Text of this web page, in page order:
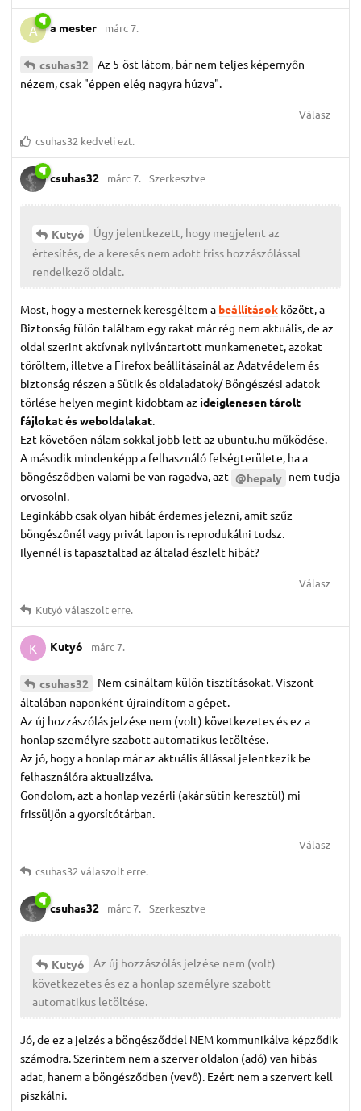
A a mester márc 7.
csuhas32
Az 5-öst látom, bár nem teljes képernyőn
nézem, csak "éppen elég nagyra húzva".
Válasz
csuhas32 kedveli ezt.
csuhas32 márc 7. Szerkesztve
Kutyó
Úgy jelentkezett, hogy megjelent az
értesítés, de a keresés nem adott friss hozzászólással
rendelkező oldalt.
Most, hogy a mesternek keresgéltem a beállítások között, a
Biztonság fülön találtam egy rakat már rég nem aktuális, de az
oldal szerint aktívnak nyilvántartott munkamenetet, azokat
töröltem, illetve a Firefox beállításainál az Adatvédelem és
biztonság részen a Sütik és oldaladatok/ Böngészési adatok
törlése helyen megint kidobtam az ideiglenesen tárolt
fájlokat és weboldalakat.
Ezt követően nálam sokkal jobb lett az ubuntu.hu működése.
A második mindenképp a felhasználó felségterülete, ha a
böngésződben valami be van ragadva, azt @hepaly nem tudja
orvosolni.
Leginkább csak olyan hibát érdemes jelezni, amit szűz
böngészőnél vagy privát lapon is reprodukálni tudsz.
Ilyennél is tapasztaltad az általad észlelt hibát?
Válasz
Kutyó válaszolt erre.
K Kutyó márc 7.
csuhas32
Nem csináltam külön tisztításokat. Viszont
általában naponként újraindítom a gépet.
Az új hozzászólás jelzése nem (volt) következetes és ez a
honlap személyre szabott automatikus letöltése.
Az jó, hogy a honlap már az aktuális állással jelentkezik be
felhasználóra aktualizálva.
Gondolom, azt a honlap vezérli (akár sütin keresztül) mi
frissüljön a gyorsítótárban.
Válasz
csuhas32 válaszolt erre.
csuhas32 márc 7. Szerkesztve
Kutyó
Az új hozzászólás jelzése nem (volt)
következetes és ez a honlap személyre szabott
automatikus letöltése.
Jó, de ez a jelzés a böngésződdel NEM kommunikálva képződik
számodra. Szerintem nem a szerver oldalon (adó) van hibás
adat, hanem a böngésződben (vevő). Ezért nem a szervert kell
piszkálni.